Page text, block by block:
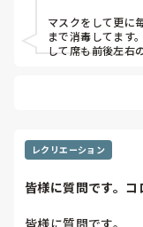
バー
マスクをして更に
まで消毒してます
して席も前後左右
レクリエーション
皆様に質問です。
皆様に質問です。